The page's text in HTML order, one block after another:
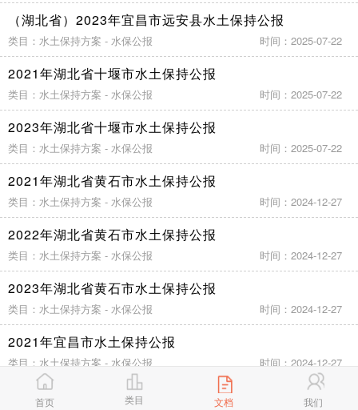
（湖北省）2023年宜昌市远安县水土保持公报
类目：水土保持方案 - 水保公报 时间：2025-07-22
2021年湖北省十堰市水土保持公报
类目：水土保持方案 - 水保公报 时间：2025-07-22
2023年湖北省十堰市水土保持公报
类目：水土保持方案 - 水保公报 时间：2025-07-22
2021年湖北省黄石市水土保持公报
类目：水土保持方案 - 水保公报 时间：2024-12-27
2022年湖北省黄石市水土保持公报
类目：水土保持方案 - 水保公报 时间：2024-12-27
2023年湖北省黄石市水土保持公报
类目：水土保持方案 - 水保公报 时间：2024-12-27
2021年宜昌市水土保持公报
类目：水土保持方案 - 水保公报 时间：2024-12-27
2022年宜昌市水土保持公报
首页 类目 文档 我们